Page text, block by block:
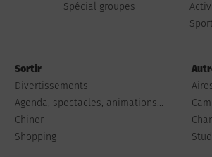
Spécial groupes
Sortir
Divertissements
Agenda, spectacles, animations...
Chiner
Shopping